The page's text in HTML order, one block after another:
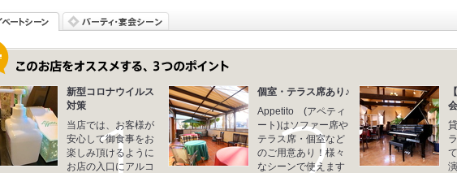
新型コロナウイルス
対策
当店では、お客様が
安心して御食事をお
楽しみ頂けるように
お店の入口にアルコ
個室・テラス席あり♪
Appetito (アペティ
ート)はソファー席や
テラス席・個室など
のご用意あり！様々
なシーンで使えます